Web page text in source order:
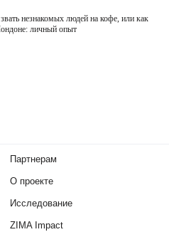
незнакомых людей на кофе, или как
личный опыт
Партнерам
О проекте
Исследование
ZIMA Impact